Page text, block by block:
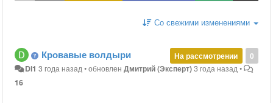
Со свежими изменениями
0
На рассмотрении
Кровавые волдыри
Di1 3 года назад•обновленДмитрий (Эксперт)3 года назад•
16